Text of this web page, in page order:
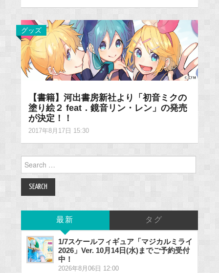
グッズ
【書籍】河出書房新社より「初音ミクの
塗り絵２ feat．鏡音リン・レン」の発売
が決定！！
2017年8月17日 15:30
Search
for:
最新 タグ
1/7スケールフィギュア「マジカルミライ
2026」Ver. 10月14日(水)までご予約受付
中！
2026年8月06日 12:00